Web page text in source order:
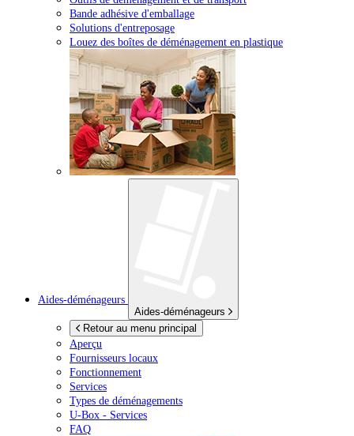
Bande adhésive d'emballage
Solutions d'entreposage
Louez des boîtes de déménagement en plastique
Aides-déménageurs
Aides-déménageurs
Retour au menu principal
Aperçu
Fournisseurs locaux
Fonctionnement
Services
Types de déménagements
U-Box - Services
FAQ